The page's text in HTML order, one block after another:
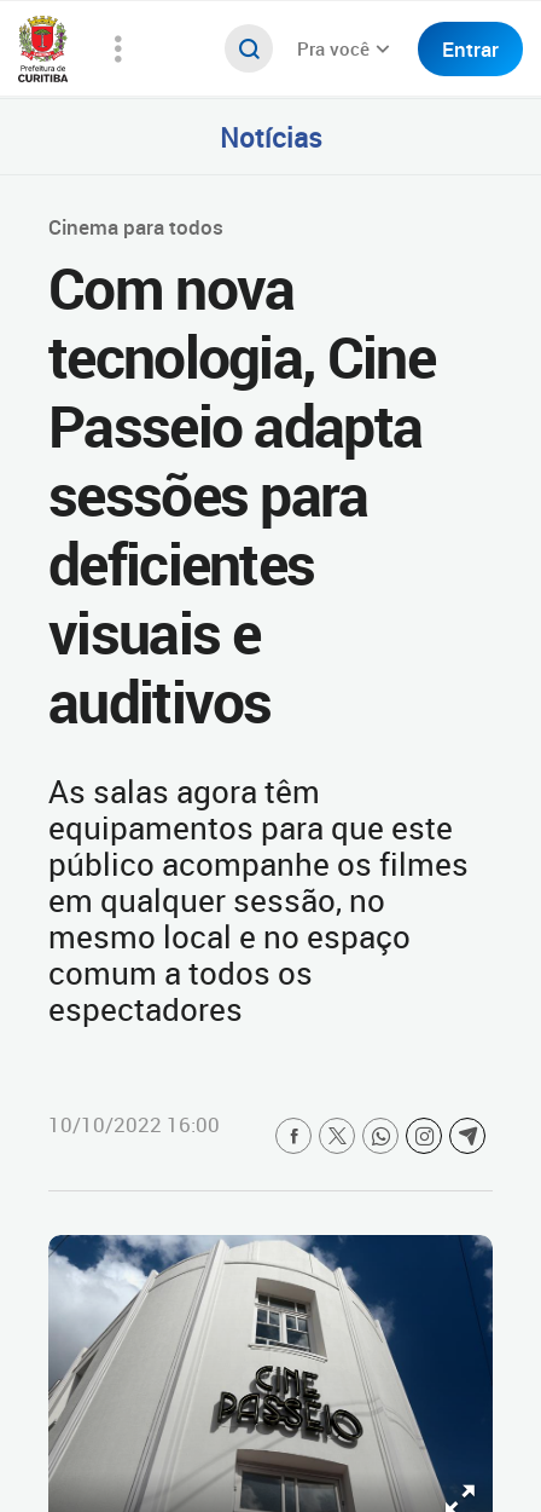
Pra você Entrar
Notícias
Cinema para todos
Com nova
tecnologia, Cine
Passeio adapta
sessões para
deficientes
visuais e
auditivos
As salas agora têm
equipamentos para que este
público acompanhe os filmes
em qualquer sessão, no
mesmo local e no espaço
comum a todos os
espectadores
10/10/2022 16:00